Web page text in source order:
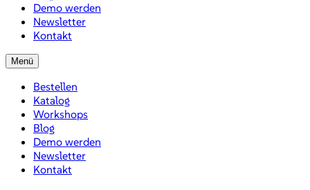
Demo werden
Newsletter
Kontakt
Menü
Bestellen
Katalog
Workshops
Blog
Demo werden
Newsletter
Kontakt